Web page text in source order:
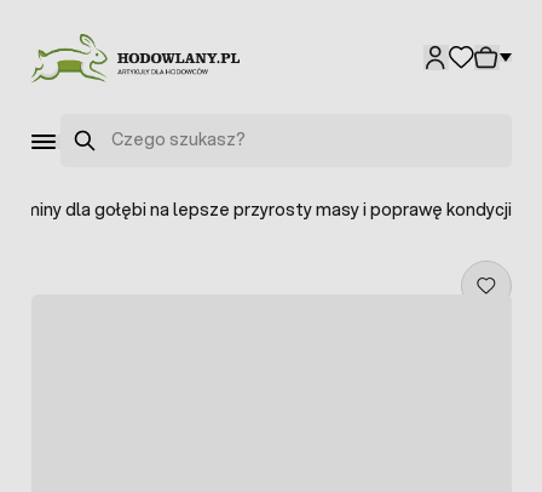
Szukaj
dla gołębi na lepsze przyrosty masy i poprawę kondycji